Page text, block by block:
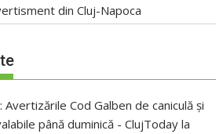
din Cluj-Napoca
Avertizările Cod Galben de caniculă și
până duminică - ClujToday la